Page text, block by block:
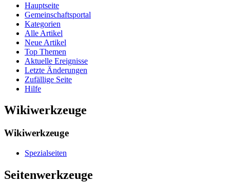
Hauptseite
Gemeinschaftsportal
Kategorien
Alle Artikel
Neue Artikel
Top Themen
Aktuelle Ereignisse
Letzte Änderungen
Zufällige Seite
Hilfe
Wikiwerkzeuge
Wikiwerkzeuge
Spezialseiten
Seitenwerkzeuge